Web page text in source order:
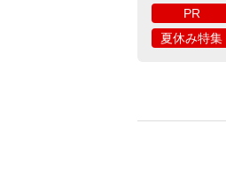
PR
夏休み特集